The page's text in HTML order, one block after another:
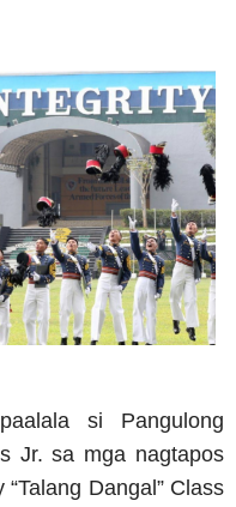
si Pangulong
Jr. sa mga nagtapos
Dangal” Class